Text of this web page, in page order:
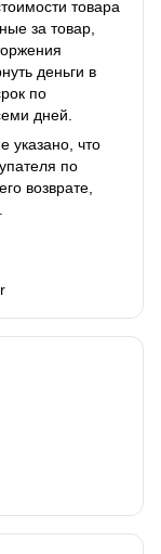
товара
за товар,
деньги в
по
дней.
указано, что
по
возврате,